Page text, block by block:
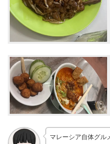
マレーシア自体グル